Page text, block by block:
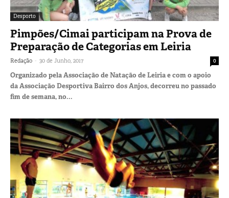
Desporto
Pimpões/Cimai participam na Prova de
Preparação de Categorias em Leiria
Redação - 30 de Junho, 2017 0
Organizado pela Associação de Natação de Leiria e com o apoio
da Associação Desportiva Bairro dos Anjos, decorreu no passado
fim de semana, no...